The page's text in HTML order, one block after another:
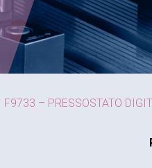
F9733 – PRESSOSTATO